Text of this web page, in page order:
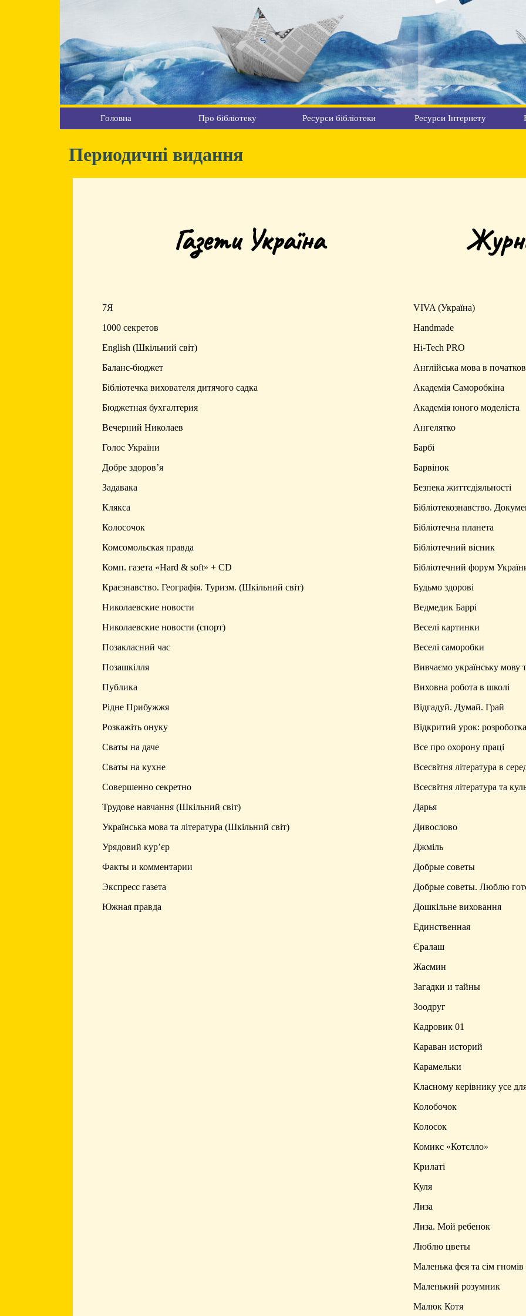
Головна Про бібліотеку Ресурси бібліотеки Ресурси Інтернету
Периодичні видання
Газети Україна
7Я
1000 секретов
English (Шкільний світ)
Баланс-бюджет
Бібліотечка вихователя дитячого садка
Бюджетная бухгалтерия
Вечерний Николаев
Голос України
Добре здоров’я
Задавака
Клякса
Колосочок
Комсомольская правда
Комп. газета «Hard & soft» + CD
Краєзнавство. Географія. Туризм. (Шкільний світ)
Николаевские новости
Николаевские новости (спорт)
Позакласний час
Позашкілля
Публика
Рідне Прибужжя
Розкажіть онуку
Сваты на даче
Сваты на кухне
Совершенно секретно
Трудове навчання (Шкільний світ)
Українська мова та література (Шкільний світ)
Урядовий кур’єр
Факты и комментарии
Экспресс газета
Южная правда
VIVA (Україна)
Handmade
Hi-Tech PRO
Англійська мова в
Академія Саморобкіна
Академія юного моделіста
Ангелятко
Барбі
Барвінок
Безпека життєдіяльності
Бібліотекознавство.
Бібліотечна планета
Бібліотечний вісник
Бібліотечний форум
Будьмо здорові
Ведмедик Баррі
Веселі картинки
Веселі саморобки
Вивчаємо українську мову
Виховна робота в школі
Відгадуй. Думай. Грай
Відкритий урок: розроботка
Все про охорону праці
Всесвітня література в
Всесвітня література та
Дарья
Дивослово
Джміль
Добрые советы
Добрые советы. Люблю
Дошкільне виховання
Единственная
Єралаш
Жасмин
Загадки и тайны
Зоодруг
Кадровик 01
Караван историй
Карамельки
Класному керівнику усе
Колобочок
Колосок
Комикс «Котєлло»
Крилаті
Куля
Лиза
Лиза. Мой ребенок
Люблю цветы
Маленька фея та сім гномів
Маленький розумник
Малюк Котя